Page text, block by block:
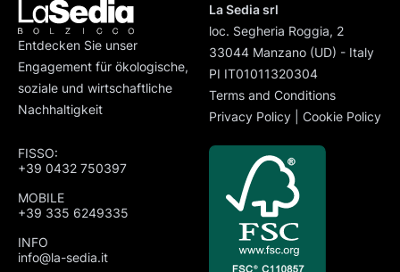
Entdecken Sie unser
Engagement für ökologische,
soziale und wirtschaftliche
Nachhaltigkeit
La Sedia srl
loc. Segheria Roggia, 2
33044 Manzano (UD) - Italy
PI IT01011320304
Terms and Conditions
Privacy Policy
Cookie Policy
FISSO:
+39 0432 750397
MOBILE
+39 335 6249335
INFO
info@la-sedia.it